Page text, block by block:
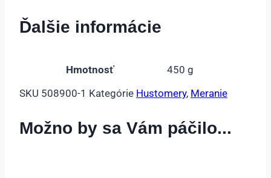
Ďalšie informácie
Hmotnosť
450 g
SKU 508900-1 Kategórie Hustomery, Meranie
Možno by sa Vám páčilo...